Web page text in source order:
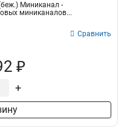
Миниканал -
миниканалов...
Сравнить
₽
+